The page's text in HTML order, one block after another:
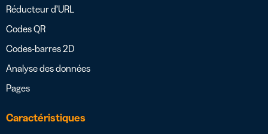
Réducteur d’URL
Codes QR
Codes-barres 2D
Analyse des données
Pages
Caractéristiques